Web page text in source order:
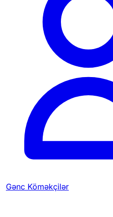
Gənc Köməkçilər